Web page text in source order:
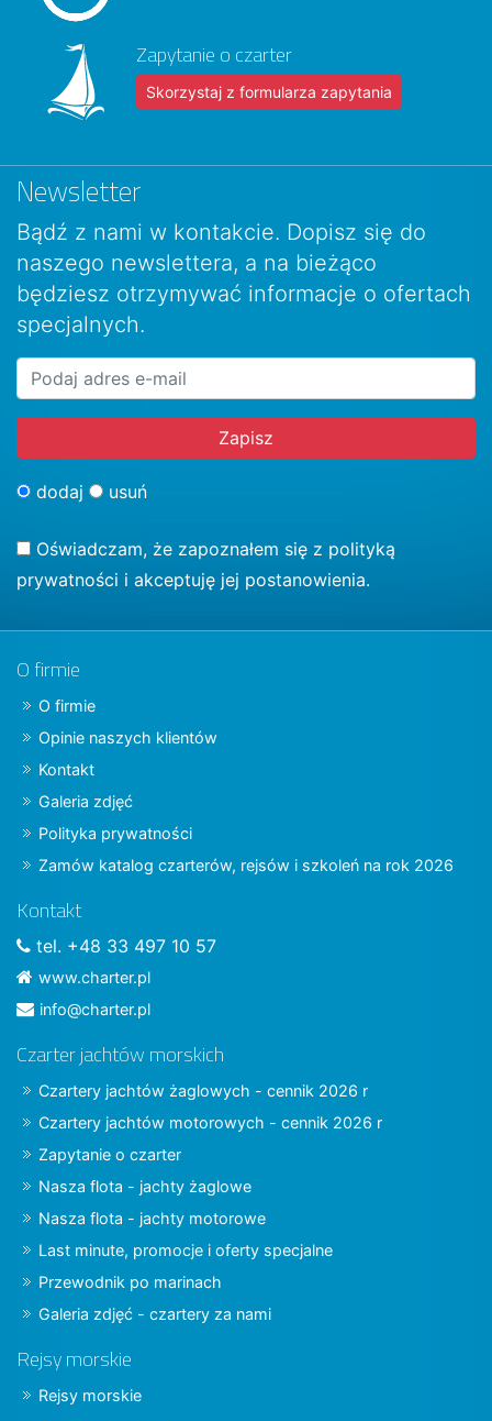
Zapytanie o czarter
Skorzystaj z formularza zapytania
Newsletter
Bądź z nami w kontakcie. Dopisz się do
naszego newslettera, a na bieżąco
będziesz otrzymywać informacje o ofertach
specjalnych.
dodaj usuń
Oświadczam, że zapoznałem się z polityką
prywatności i akceptuję jej postanowienia.
O firmie
O firmie
Opinie naszych klientów
Kontakt
Galeria zdjęć
Polityka prywatności
Zamów katalog czarterów, rejsów i szkoleń na rok 2026
Kontakt
tel. +48 33 497 10 57
www.charter.pl
info@charter.pl
Czarter jachtów morskich
Czartery jachtów żaglowych - cennik 2026 r
Czartery jachtów motorowych - cennik 2026 r
Zapytanie o czarter
Nasza flota - jachty żaglowe
Nasza flota - jachty motorowe
Last minute, promocje i oferty specjalne
Przewodnik po marinach
Galeria zdjęć - czartery za nami
Rejsy morskie
Rejsy morskie